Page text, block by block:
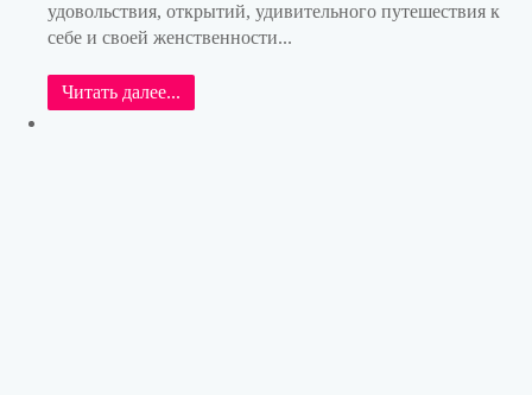
удовольствия, открытий, удивительного путешествия к
себе и своей женственности...
Читать далее...